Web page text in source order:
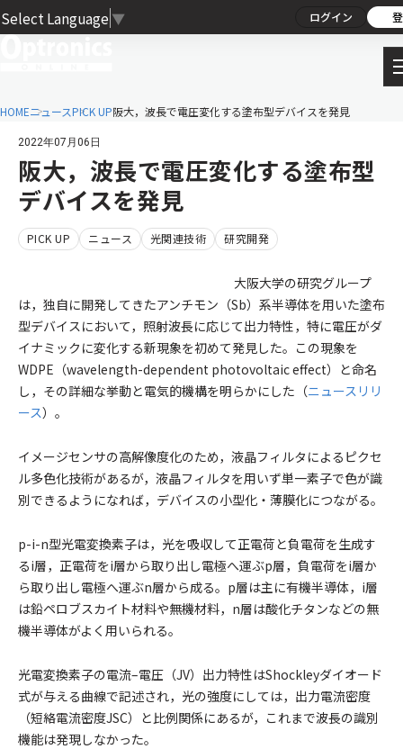
Select Language ▼ ログイン
HOMEニュースPICK UP阪大，波長で電圧変化する塗布型デバイスを発見
2022年07月06日
阪大，波長で電圧変化する塗布型
デバイスを発見
PICK UP ニュース 光関連技術 研究開発
大阪大学の研究グループ
は，独自に開発してきたアンチモン（Sb）系半導体を用いた塗布
型デバイスにおいて，照射波長に応じて出力特性，特に電圧がダ
イナミックに変化する新現象を初めて発見した。この現象を
WDPE（wavelength-dependent photovoltaic effect）と命名
し，その詳細な挙動と電気的機構を明らかにした（ニュースリリ
ース）。
イメージセンサの高解像度化のため，液晶フィルタによるピクセ
ル多色化技術があるが，液晶フィルタを用いず単一素子で色が識
別できるようになれば，デバイスの小型化・薄膜化につながる。
p-i-n型光電変換素子は，光を吸収して正電荷と負電荷を生成す
るi層，正電荷をi層から取り出し電極へ運ぶp層，負電荷をi層か
ら取り出し電極へ運ぶn層から成る。p層は主に有機半導体，i層
は鉛ペロブスカイト材料や無機材料，n層は酸化チタンなどの無
機半導体がよく用いられる。
光電変換素子の電流–電圧（JV）出力特性はShockleyダイオード
式が与える曲線で記述され，光の強度にしては，出力電流密度
（短絡電流密度JSC）と比例関係にあるが，これまで波長の識別
機能は発現しなかった。